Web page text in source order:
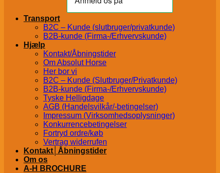
Transport
B2C – Kunde (slutbruger/privatkunde)
B2B-kunde (Firma-/Erhvervskunde)
Hjælp
Kontakt/Åbningstider
Om Absolut Horse
Her bor vi
B2C – Kunde (Slutbruger/Privatkunde)
B2B-kunde (Firma-/Erhvervskunde)
Tyske Helligdage
AGB (Handelsvilkår/-betingelser)
Impressum (Virksomhedsoplysninger)
Konkurrencebetingelser
Fortryd ordre/køb
Vertrag widerrufen
Kontakt│Åbningstider
Om os
A-H BROCHURE